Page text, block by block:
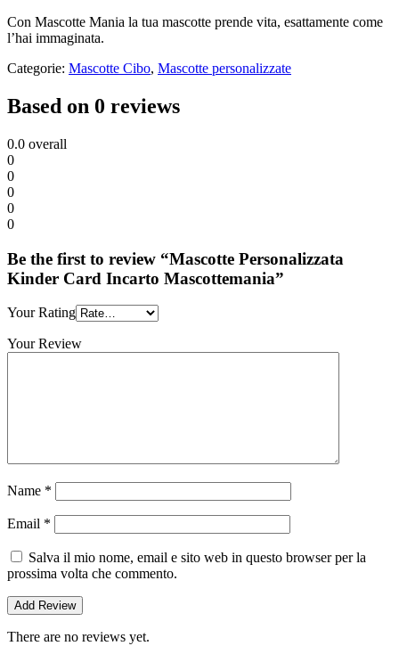
Con Mascotte Mania la tua mascotte prende vita, esattamente come
l’hai immaginata.
Categorie: Mascotte Cibo, Mascotte personalizzate
Based on 0 reviews
0.0 overall
0
0
0
0
0
Be the first to review “Mascotte Personalizzata
Kinder Card Incarto Mascottemania”
Your Rating
Your Review
Name *
Email *
Salva il mio nome, email e sito web in questo browser per la
prossima volta che commento.
There are no reviews yet.